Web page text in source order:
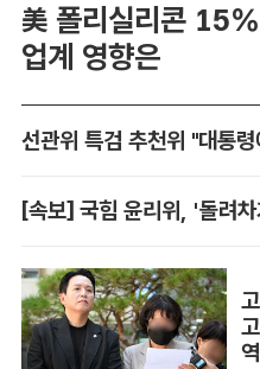
美 폴리실리콘
업계 영향은